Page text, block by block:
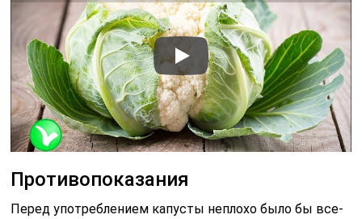
Противопоказания
Перед употреблением капусты неплохо было бы все-